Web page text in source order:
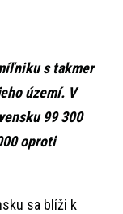
s takmer
území. V
99 300
oproti
sa blíži k